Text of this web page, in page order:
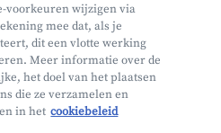
CDZ
voorkeuren wijzigen via
mee dat, als je
dit een vlotte werking
Meer informatie over de
het doel van het plaatsen
die ze verzamelen en
in het cookiebeleid